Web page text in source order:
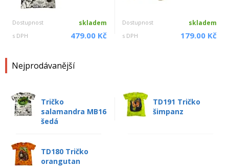
Dostupnost skladem
s DPH 479.00 Kč
Dostupnost skladem
s DPH 179.00 Kč
Nejprodávanější
Tričko
salamandra MB16
šedá
TD191 Tričko
šimpanz
TD180 Tričko
orangutan